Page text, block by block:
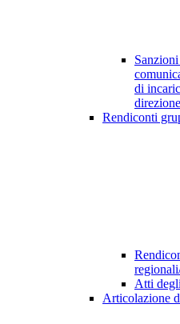
di
Rendiconti
Atti
Articolazione